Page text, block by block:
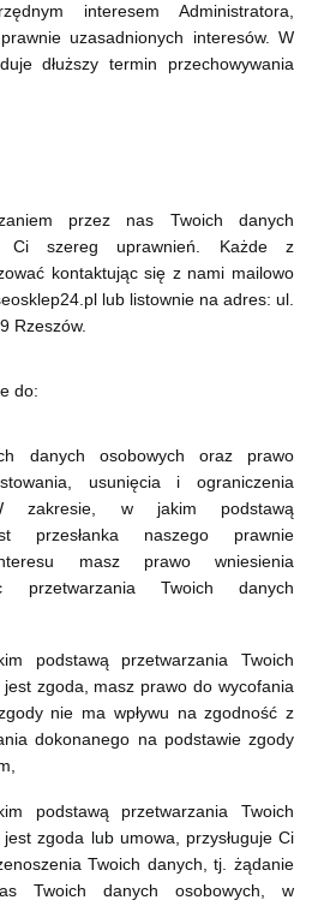
interesem Administratora,
uzasadnionych interesów. W
dłuższy termin przechowywania
przez nas Twoich danych
Ci szereg uprawnień. Każde z
kontaktując się z nami mailowo
lub listownie na adres: ul.
Rzeszów.
do:
danych osobowych oraz prawo
usunięcia i ograniczenia
zakresie, w jakim podstawą
przesłanka naszego prawnie
masz prawo wniesienia
przetwarzania Twoich danych
podstawą przetwarzania Twoich
zgoda, masz prawo do wycofania
nie ma wpływu na zgodność z
dokonanego na podstawie zgody
podstawą przetwarzania Twoich
zgoda lub umowa, przysługuje Ci
Twoich danych, tj. żądanie
Twoich danych osobowych, w